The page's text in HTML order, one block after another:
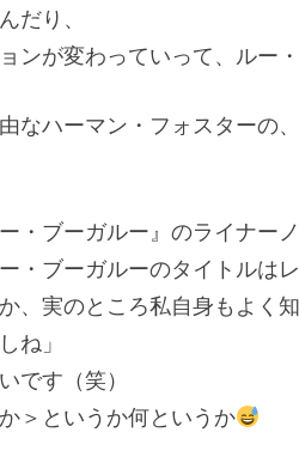
だり、
ンが変わっていって、ルー
なハーマン・フォスターの
・ブーガルー』のライナー
・ブーガルーのタイトルは
、実のところ私自身もよく
ね」
です（笑）
＞というか何というか